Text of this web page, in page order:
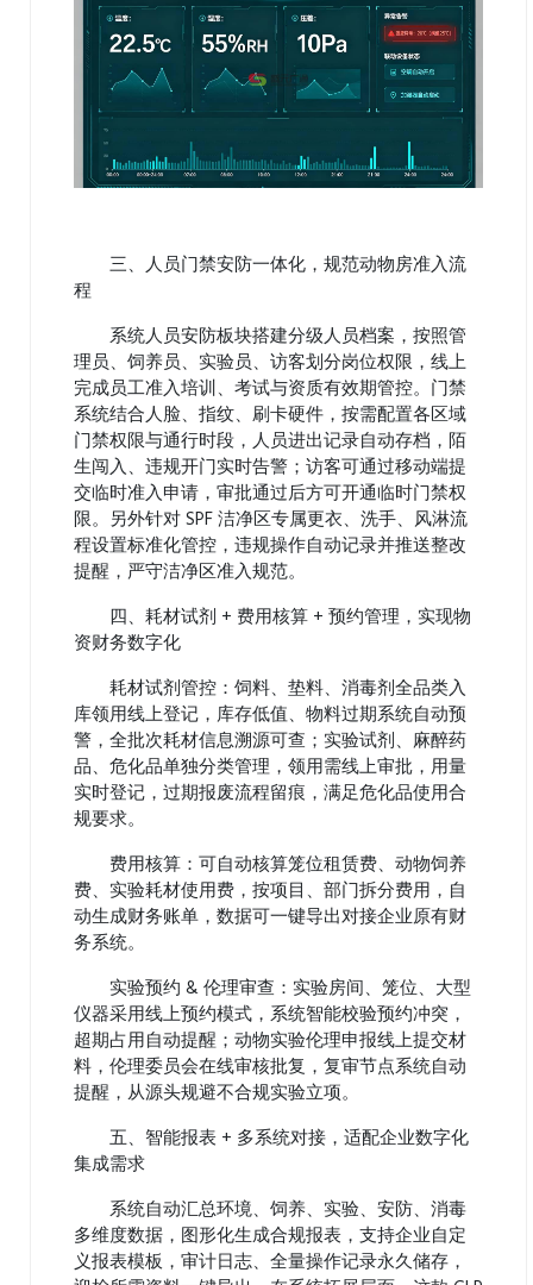
三、人员门禁安防一体化，规范动物房准入流
程
系统人员安防板块搭建分级人员档案，按照管
理员、饲养员、实验员、访客划分岗位权限，线上
完成员工准入培训、考试与资质有效期管控。门禁
系统结合人脸、指纹、刷卡硬件，按需配置各区域
门禁权限与通行时段，人员进出记录自动存档，陌
生闯入、违规开门实时告警；访客可通过移动端提
交临时准入申请，审批通过后方可开通临时门禁权
限。另外针对 SPF 洁净区专属更衣、洗手、风淋流
程设置标准化管控，违规操作自动记录并推送整改
提醒，严守洁净区准入规范。
四、耗材试剂 + 费用核算 + 预约管理，实现物
资财务数字化
耗材试剂管控：饲料、垫料、消毒剂全品类入
库领用线上登记，库存低值、物料过期系统自动预
警，全批次耗材信息溯源可查；实验试剂、麻醉药
品、危化品单独分类管理，领用需线上审批，用量
实时登记，过期报废流程留痕，满足危化品使用合
规要求。
费用核算：可自动核算笼位租赁费、动物饲养
费、实验耗材使用费，按项目、部门拆分费用，自
动生成财务账单，数据可一键导出对接企业原有财
务系统。
实验预约 & 伦理审查：实验房间、笼位、大型
仪器采用线上预约模式，系统智能校验预约冲突，
超期占用自动提醒；动物实验伦理申报线上提交材
料，伦理委员会在线审核批复，复审节点系统自动
提醒，从源头规避不合规实验立项。
五、智能报表 + 多系统对接，适配企业数字化
集成需求
系统自动汇总环境、饲养、实验、安防、消毒
多维度数据，图形化生成合规报表，支持企业自定
义报表模板，审计日志、全量操作记录永久储存，